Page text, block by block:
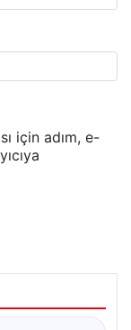
için adım, e-